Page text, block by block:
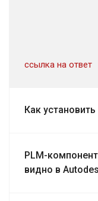
ссылка на ответ
Как
PLM-
видно в